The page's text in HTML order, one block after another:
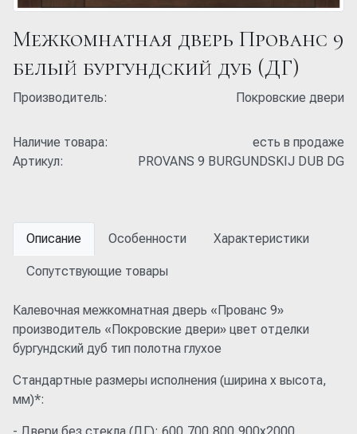
Межкомнатная дверь Прованс 9
белый бургундский дуб (ДГ)
Производитель: Покровские двери
Наличие товара:
есть в продаже
Артикул:
PROVANS 9 BURGUNDSKIJ DUB DG
Описание Особенности Характеристики
Сопутствующие товары
Калевочная межкомнатная дверь «Прованс 9»
производитель «Покровские двери» цвет отделки
бургундский дуб тип полотна глухое
Стандартные размеры исполнения (ширина x высота,
мм)*: